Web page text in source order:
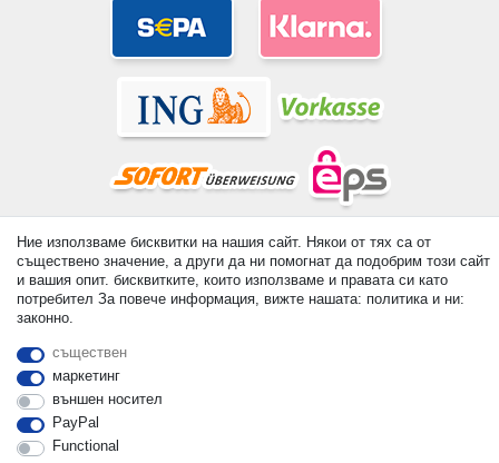
© Copyright 2026 | Всички права запазени. - All rights reserved.
Prices incl. VAT. 19% VAT Basic prices see article detail | *
Applies to deliveries to the UK!
Ние използваме бисквитки на нашия сайт. Някои от тях са от
съществено значение, а други да ни помогнат да подобрим този сайт
и вашия опит. бисквитките, които използваме и правата си като
потребител За повече информация, вижте нашата: политика и ни:
законно.
съществен
маркетинг
външен носител
PayPal
Functional